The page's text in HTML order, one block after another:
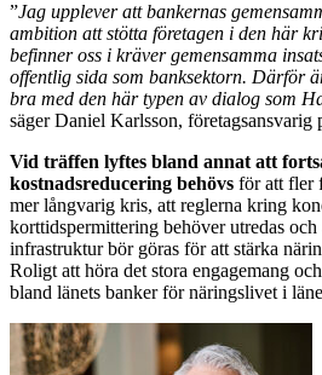
”Jag upplever att bankernas
ambition att stötta företagen i den här
befinner oss i kräver gemensamma
offentlig sida som banksektorn. Därför
bra med den här typen av dialog som
säger Daniel Karlsson, företagsansvarig
Vid träffen lyftes bland annat att
kostnadsreducering behövs för att fler
mer långvarig kris, att reglerna kring
korttidspermittering behöver utredas och
infrastruktur bör göras för att stärka
Roligt att höra det stora engagemang
bland länets banker för näringslivet i